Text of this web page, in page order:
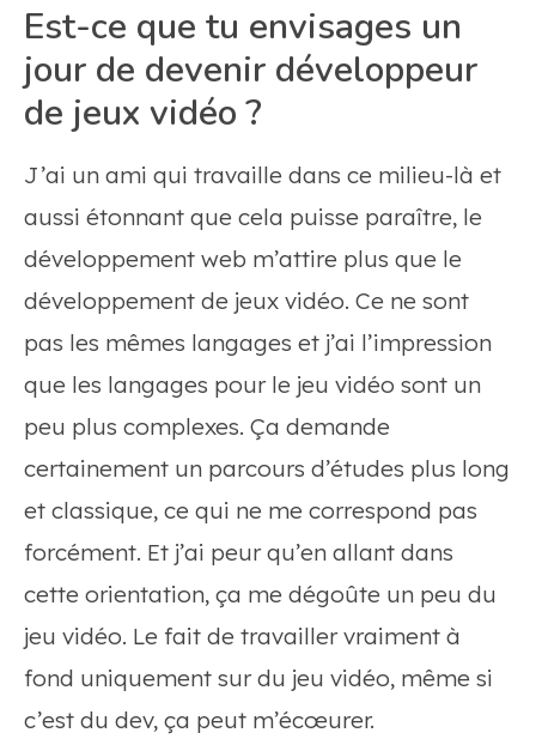
Est-ce que tu envisages un
jour de devenir développeur
de jeux vidéo ?
J’ai un ami qui travaille dans ce milieu-là et
aussi étonnant que cela puisse paraître, le
développement web m’attire plus que le
développement de jeux vidéo. Ce ne sont
pas les mêmes langages et j’ai l’impression
que les langages pour le jeu vidéo sont un
peu plus complexes. Ça demande
certainement un parcours d’études plus long
et classique, ce qui ne me correspond pas
forcément. Et j’ai peur qu’en allant dans
cette orientation, ça me dégoûte un peu du
jeu vidéo. Le fait de travailler vraiment à
fond uniquement sur du jeu vidéo, même si
c’est du dev, ça peut m’écœurer.